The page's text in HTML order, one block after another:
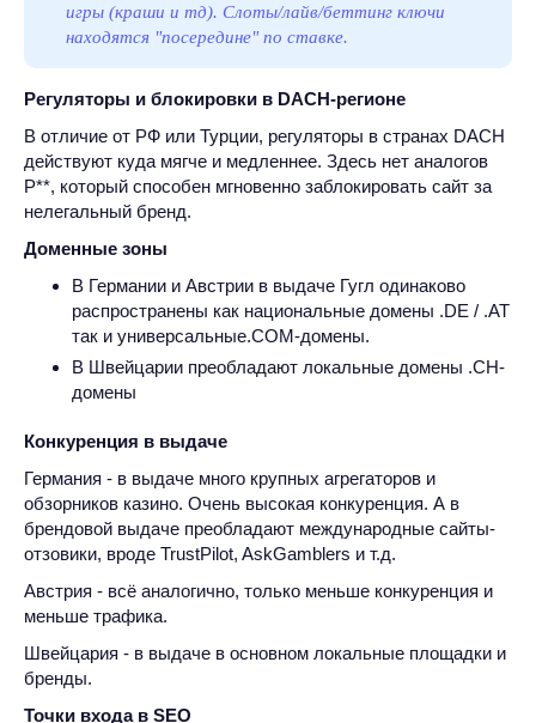
игры (краши и тд). Слоты/лайв/беттинг ключи
находятся "посередине" по ставке.
Регуляторы и блокировки в DACH-регионе
В отличие от РФ или Турции, регуляторы в странах DACH
действуют куда мягче и медленнее. Здесь нет аналогов
Р**, который способен мгновенно заблокировать сайт за
нелегальный бренд.
Доменные зоны
В Германии и Австрии в выдаче Гугл одинаково
распространены как национальные домены .DE / .AT
так и универсальные.COM-домены.
В Швейцарии преобладают локальные домены .CH-
домены
Конкуренция в выдаче
Германия - в выдаче много крупных агрегаторов и
обзорников казино. Очень высокая конкуренция. А в
брендовой выдаче преобладают международные сайты-
отзовики, вроде TrustPilot, AskGamblers и т.д.
Австрия - всё аналогично, только меньше конкуренция и
меньше трафика.
Швейцария - в выдаче в основном локальные площадки и
бренды.
Точки входа в SEO